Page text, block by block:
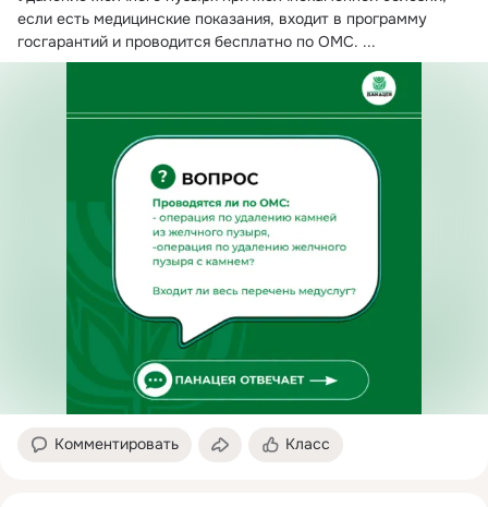
если есть медицинские показания, входит в программу
госгарантий и проводится бесплатно по ОМС. ...
Комментировать Класс